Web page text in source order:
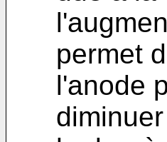
permet
l'anode